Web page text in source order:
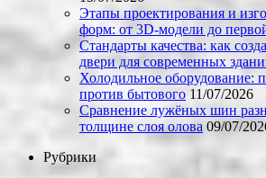
Этапы проектирования и
форм: от 3D-модели до
Стандарты качества: как
двери для современных
Холодильное оборудование:
против бытового 11/07/2026
Сравнение лужёных шин
толщине слоя олова 09/07/
Рубрики